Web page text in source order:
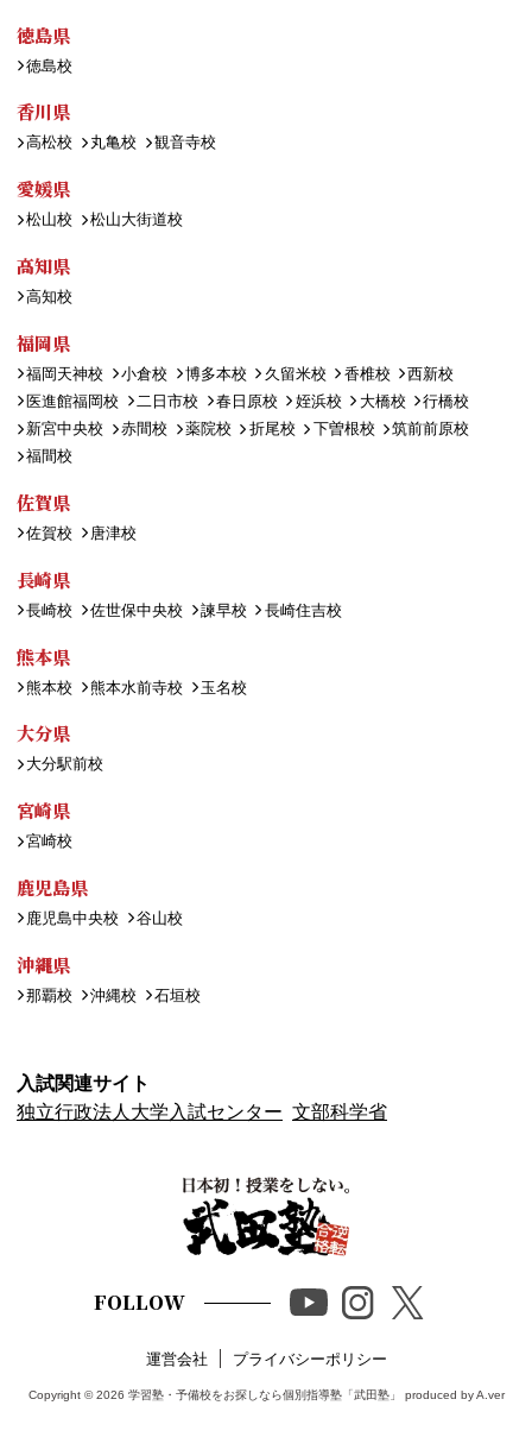
徳島県
徳島校
香川県
高松校 丸亀校 観音寺校
愛媛県
松山校 松山大街道校
高知県
高知校
福岡県
福岡天神校 小倉校 博多本校 久留米校 香椎校
西新校
医進館福岡校
二日市校 春日原校 姪浜校 大橋校
行橋校
新宮中央校
赤間校 薬院校 折尾校 下曽根校
筑前前原校
福間校
佐賀県
佐賀校 唐津校
長崎県
長崎校 佐世保中央校 諫早校 長崎住吉校
熊本県
熊本校 熊本水前寺校 玉名校
大分県
大分駅前校
宮崎県
宮崎校
鹿児島県
鹿児島中央校 谷山校
沖縄県
那覇校 沖縄校 石垣校
入試関連サイト
独立行政法人大学入試センター 文部科学省
FOLLOW
運営会社 プライバシーポリシー
Copyright © 2026 学習塾・予備校をお探しなら個別指導塾「武田塾」 produced by A.ver